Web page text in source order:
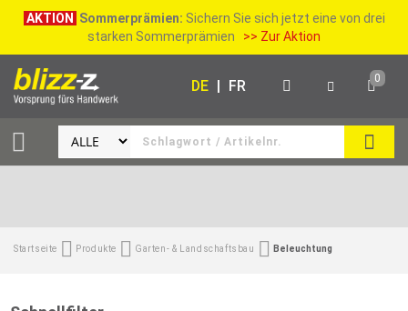
AKTION Sommerprämien: Sichern Sie sich jetzt eine von drei
starken Sommerprämien >> Zur Aktion
SUCHE
DE | FR 0
Startseite Produkte Garten- & Landschaftsbau Beleuchtung